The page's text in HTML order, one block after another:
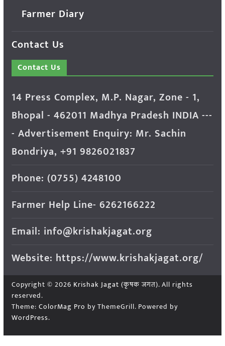
Farmer Diary
Contact Us
Contact Us
14 Press Complex, M.P. Nagar, Zone - 1,
Bhopal - 462011 Madhya Pradesh INDIA ---
- Advertisement Enquiry: Mr. Sachin
Bondriya, +91 9826021837
Phone: (0755) 4248100
Farmer Help Line- 6262166222
Email: info@krishakjagat.org
Website: https://www.krishakjagat.org/
Copyright © 2026 Krishak Jagat (कृषक जगत). All rights
reserved.
Theme: ColorMag Pro by ThemeGrill. Powered by
WordPress.